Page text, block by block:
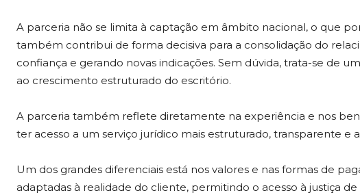
A parceria não se limita à captação em âmbito nacional, o que
também contribui de forma decisiva para a consolidação do
confiança e gerando novas indicações. Sem dúvida, trata-se de
ao crescimento estruturado do escritório.
A parceria também reflete diretamente na experiência e nos
ter acesso a um serviço jurídico mais estruturado, transparente e
Um dos grandes diferenciais está nos valores e nas formas de
adaptadas à realidade do cliente, permitindo o acesso à justiça